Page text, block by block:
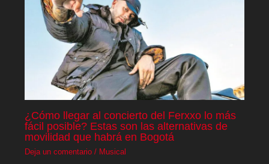
¿Cómo llegar al concierto del Ferxxo lo más
fácil posible? Estas son las alternativas de
movilidad que habrá en Bogotá
Deja un comentario / Musical